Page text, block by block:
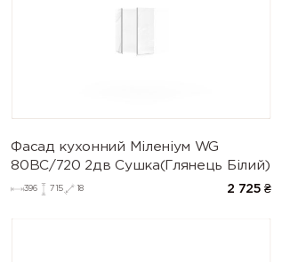
Фасад кухонний Міленіум WG
80ВС/720 2дв Сушка(Глянець Білий)
396 715 18 2 725 ₴